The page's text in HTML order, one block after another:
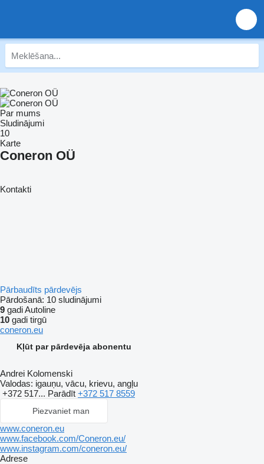
Par mums
Sludinājumi
10
Karte
Coneron OÜ
Kontakti
Pārbaudīts pārdevējs
Pārdošanā: 10 sludinājumi
9 gadi Autoline
10 gadi tirgū
coneron.eu
Kļūt par pārdevēja abonentu
Andrei Kolomenski
Valodas: igauņu, vācu, krievu, angļu
+372 517... Parādīt +372 517 8559
Piezvaniet man
www.coneron.eu
www.facebook.com/Coneron.eu/
www.instagram.com/coneron.eu/
Adrese